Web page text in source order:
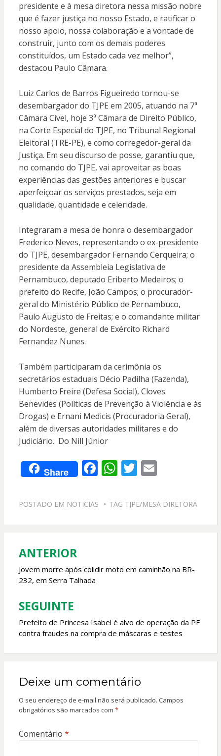
presidente e à mesa diretora nessa missão nobre
que é fazer justiça no nosso Estado, e ratificar o
nosso apoio, nossa colaboração e a vontade de
construir, junto com os demais poderes
constituídos, um Estado cada vez melhor”,
destacou Paulo Câmara.
Luiz Carlos de Barros Figueiredo tornou-se
desembargador do TJPE em 2005, atuando na 7ª
Câmara Cível, hoje 3ª Câmara de Direito Público,
na Corte Especial do TJPE, no Tribunal Regional
Eleitoral (TRE-PE), e como corregedor-geral da
Justiça. Em seu discurso de posse, garantiu que,
no comando do TJPE, vai aproveitar as boas
experiências das gestões anteriores e buscar
aperfeiçoar os serviços prestados, seja em
qualidade, quantidade e celeridade.
Integraram a mesa de honra o desembargador
Frederico Neves, representando o ex-presidente
do TJPE, desembargador Fernando Cerqueira; o
presidente da Assembleia Legislativa de
Pernambuco, deputado Eriberto Medeiros; o
prefeito do Recife, João Campos; o procurador-
geral do Ministério Público de Pernambuco,
Paulo Augusto de Freitas; e o comandante militar
do Nordeste, general de Exército Richard
Fernandez Nunes.
Também participaram da cerimônia os
secretários estaduais Décio Padilha (Fazenda),
Humberto Freire (Defesa Social), Cloves
Benevides (Políticas de Prevenção à Violência e às
Drogas) e Ernani Medicis (Procuradoria Geral),
além de diversas autoridades militares e do
Judiciário. Do Nill Júnior
Share F
e
o
k
W
at
A
p
T
itt
E
ai
POSTADO EM NOTICIAS TAG TJPE/MESA DIRETORA
Navegação
de
Post
ANTERIOR
Jovem morre após colidir moto em caminhão na BR-
232, em Serra Talhada
SEGUINTE
Prefeito de Princesa Isabel é alvo de operação da PF
contra fraudes na compra de máscaras e testes
Deixe um comentário
O seu endereço de e-mail não será publicado. Campos
obrigatórios são marcados com *
Comentário *